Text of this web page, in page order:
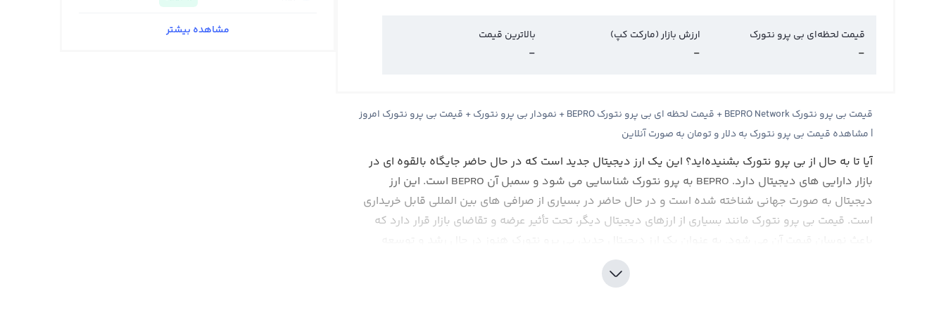
قیمت لحظه‌ای بی پرو نتورک
-
ارزش بازار (مارکت کپ)
-
بالاترین قیمت
-
قیمت بی پرو نتورک BEPRO Network + قیمت لحظه ای بی پرو نتورک BEPRO + نمودار بی پرو نتورک + قیمت بی پرو نتورک امروز
| مشاهده قیمت بی پرو نتورک به دلار و تومان به صورت آنلاین
آیا تا به حال از بی پرو نتورک بشنیده‌اید؟ این یک ارز دیجیتال جدید است که در حال حاضر جایگاه بالقوه ای در
بازار دارایی های دیجیتال دارد. BEPRO به پرو نتورک شناسایی می شود و سمبل آن BEPRO است. این ارز
دیجیتال به صورت جهانی شناخته شده است و در حال حاضر در بسیاری از صرافی های بین المللی قابل خریداری
است. قیمت بی پرو نتورک مانند بسیاری از ارزهای دیجیتال دیگر، تحت تأثیر عرضه و تقاضای بازار قرار دارد که
باعث نوسان قیمت آن می شود. به عنوان یک ارز دیجیتال جدید، بی پرو نتورک هنوز در حال رشد و توسعه
است. اما در حال حاضر، به لطف مزایایی مانند سرعت بالا، هزینه کمتر و قابلیت تطبیق با محدودیت های شبکه،
بی پرو نتورک به سرعت در حال جذب توجه بازار دارایی های دیجیتال است. از سوی دیگر، وجود تیم توسعه و
مشاهده بیشتر